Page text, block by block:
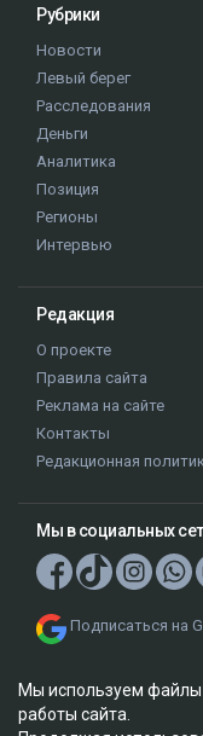
Рубрики
Новости
Левый берег
Расследования
Деньги
Аналитика
Позиция
Регионы
Интервью
Редакция
О проекте
Правила сайта
Реклама на сайте
Контакты
Редакционная
Мы в социальных
Подписаться на
Мы используем
работы сайта.